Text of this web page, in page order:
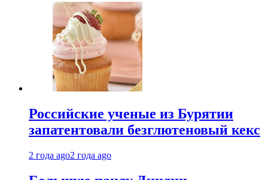
Российские ученые из Бурятии
запатентовали безглютеновый кекс
2 года ago2 года ago